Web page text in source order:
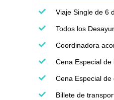
Viaje Single de 6
Todos los
Coordinadora
Cena Especial de
Cena Especial de
Billete de